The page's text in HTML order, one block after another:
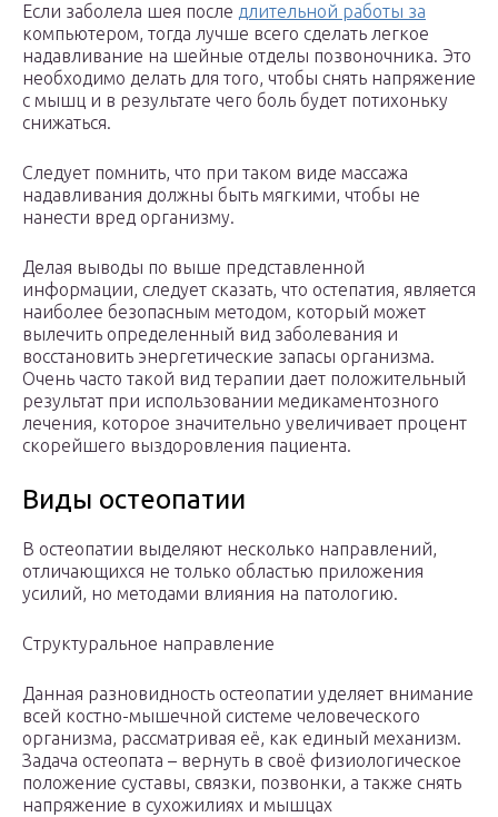
Если заболела шея после длительной работы за
компьютером, тогда лучше всего сделать легкое
надавливание на шейные отделы позвоночника. Это
необходимо делать для того, чтобы снять напряжение
с мышц и в результате чего боль будет потихоньку
снижаться.
Следует помнить, что при таком виде массажа
надавливания должны быть мягкими, чтобы не
нанести вред организму.
Делая выводы по выше представленной
информации, следует сказать, что остепатия, является
наиболее безопасным методом, который может
вылечить определенный вид заболевания и
восстановить энергетические запасы организма.
Очень часто такой вид терапии дает положительный
результат при использовании медикаментозного
лечения, которое значительно увеличивает процент
скорейшего выздоровления пациента.
Виды остеопатии
В остеопатии выделяют несколько направлений,
отличающихся не только областью приложения
усилий, но методами влияния на патологию.
Структуральное направление
Данная разновидность остеопатии уделяет внимание
всей костно-мышечной системе человеческого
организма, рассматривая её, как единый механизм.
Задача остеопата – вернуть в своё физиологическое
положение суставы, связки, позвонки, а также снять
напряжение в сухожилиях и мышцах